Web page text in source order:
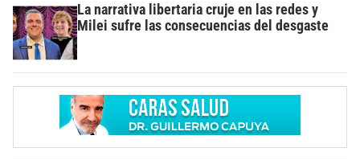
La narrativa libertaria cruje en las redes y
Milei sufre las consecuencias del desgaste